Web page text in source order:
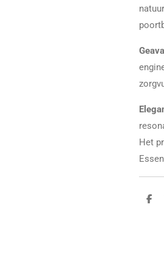
Het
D